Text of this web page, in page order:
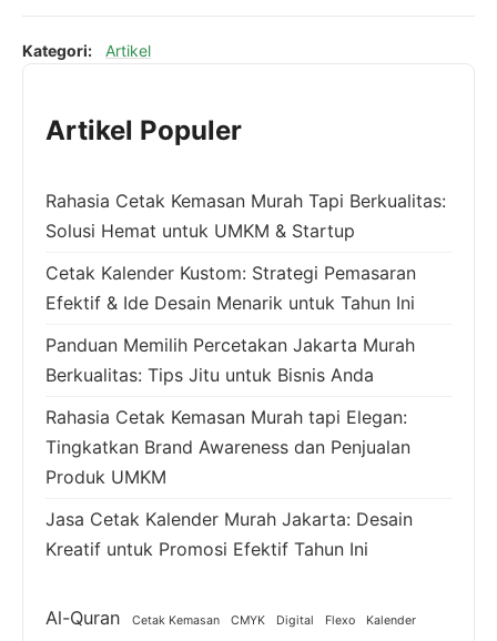
Kategori: Artikel
Artikel Populer
Rahasia Cetak Kemasan Murah Tapi Berkualitas:
Solusi Hemat untuk UMKM & Startup
Cetak Kalender Kustom: Strategi Pemasaran
Efektif & Ide Desain Menarik untuk Tahun Ini
Panduan Memilih Percetakan Jakarta Murah
Berkualitas: Tips Jitu untuk Bisnis Anda
Rahasia Cetak Kemasan Murah tapi Elegan:
Tingkatkan Brand Awareness dan Penjualan
Produk UMKM
Jasa Cetak Kalender Murah Jakarta: Desain
Kreatif untuk Promosi Efektif Tahun Ini
Al-Quran Cetak Kemasan CMYK Digital Flexo Kalender